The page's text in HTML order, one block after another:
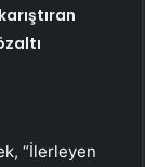
“İlerleyen